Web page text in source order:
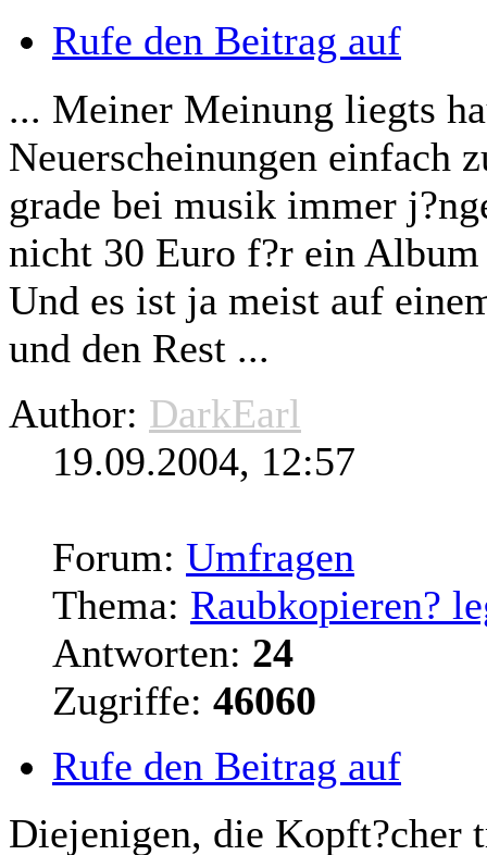
Rufe den Beitrag auf
... Meiner Meinung liegts
Neuerscheinungen einfach
grade bei musik immer
nicht 30 Euro f?r ein Album
Und es ist ja meist auf
und den Rest ...
Author: DarkEarl
19.09.2004, 12:57
Forum: Umfragen
Thema: Raubkopieren?
Antworten: 24
Zugriffe: 46060
Rufe den Beitrag auf
Diejenigen, die Kopft?cher